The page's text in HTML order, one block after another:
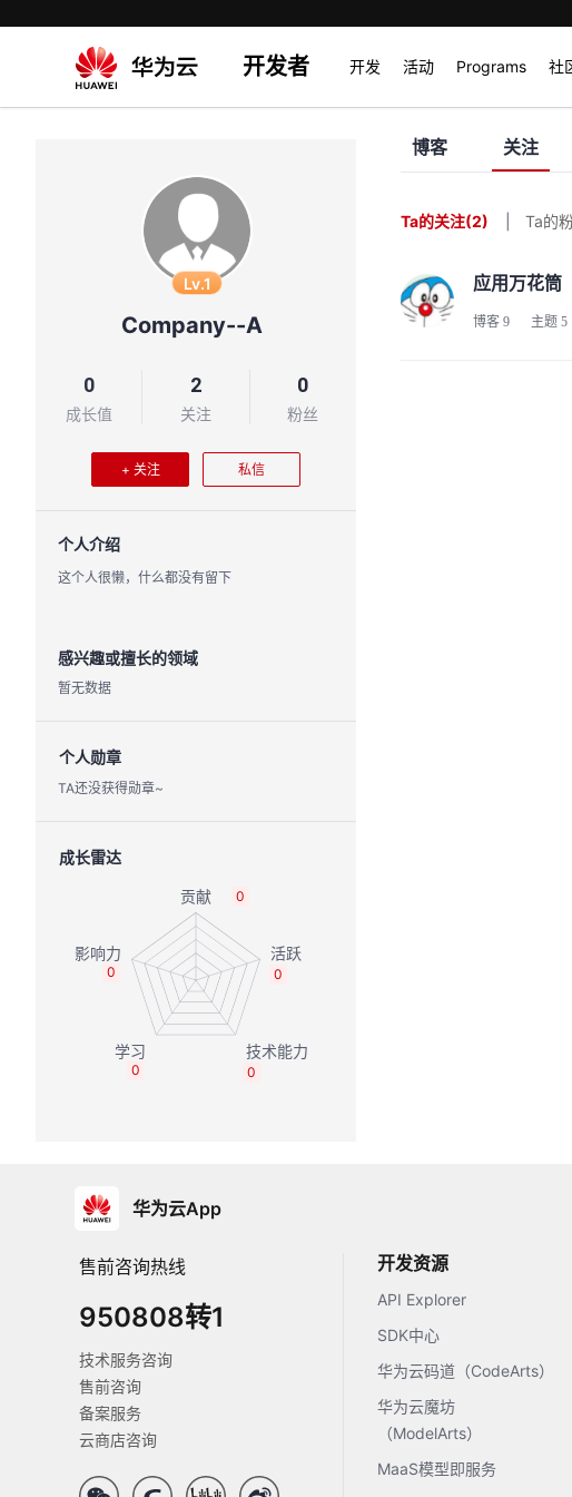
开发者 开发 活动 Programs 社
Lv.1
Company--A
0
成长值
2
关注
0
粉丝
+ 关注 私信
个人介绍
这个人很懒，什么都没有留下
感兴趣或擅长的领域
暂无数据
个人勋章
TA还没获得勋章~
成长雷达
0
0
0
0
0
博客 关注
Ta的关注(2) Ta的
应用万花筒
博客 9 主题 5
华为云App
售前咨询热线
950808转1
技术服务咨询
售前咨询
备案服务
云商店咨询
开发资源
API Explorer
SDK中心
华为云码道（CodeArts）
华为云魔坊
（ModelArts）
MaaS模型即服务